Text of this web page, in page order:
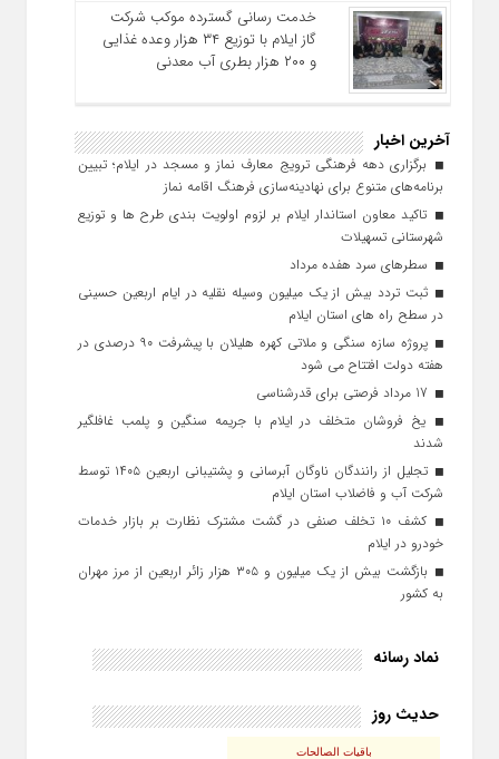
خدمت رسانی گسترده موکب شرکت
گاز ایلام با توزیع ۳۴ هزار وعده غذایی
و ۲۰۰ هزار بطری آب معدنی
آخرین اخبار
برگزاری دهه فرهنگی ترویج معارف نماز و مسجد در ایلام؛ تبیین
برنامه‌های متنوع برای نهادینه‌سازی فرهنگ اقامه نماز
تاکید معاون استاندار ایلام بر لزوم اولویت‌ بندی طرح‌ ها و توزیع
شهرستانی تسهیلات
سطرهای سرد هفده مرداد
ثبت تردد بیش از یک میلیون وسیله نقلیه در ایام اربعین حسینی
در سطح راه‌ های استان ایلام
پروژه سازه سنگی و ملاتی کهره هلیلان با پیشرفت ۹۰ درصدی در
هفته دولت افتتاح می شود
یخ‌ فروشان متخلف در ایلام با جریمه سنگین و پلمب غافلگیر
شدند
تجلیل از رانندگان ناوگان آبرسانی و پشتیبانی اربعین ۱۴۰۵ توسط
شرکت آب و فاضلاب استان ایلام
کشف ۱۰ تخلف صنفی در گشت مشترک نظارت بر بازار خدمات
خودرو در ایلام
بازگشت بیش از یک میلیون و ۳۰۵ هزار زائر اربعین از مرز مهران
به کشور
نماد رسانه
حدیث روز
باقیات الصالحات